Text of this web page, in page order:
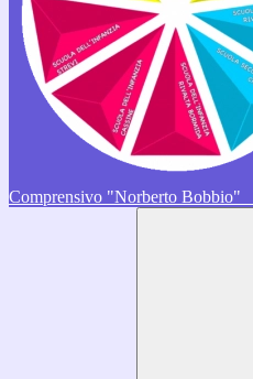
Comprensivo "Norberto Bobbio"